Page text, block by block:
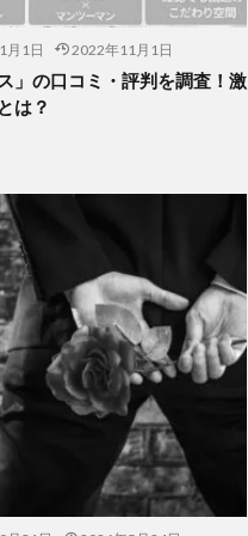
月1日 2022年11月1日
」の口コミ・評判を調査！激
は？